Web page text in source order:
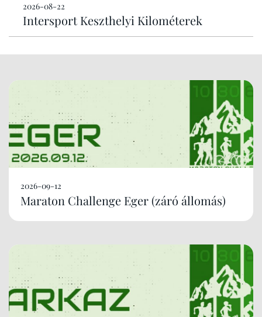
2026-08-22
Intersport Keszthelyi Kilométerek
2026-09-12
Maraton Challenge Eger (záró állomás)